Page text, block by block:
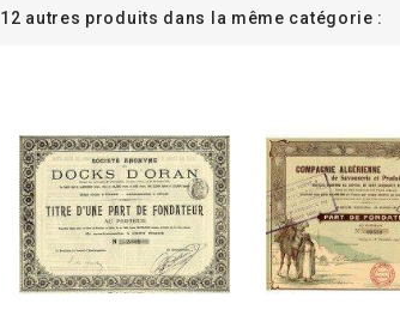
12 autres produits dans la même catégorie :